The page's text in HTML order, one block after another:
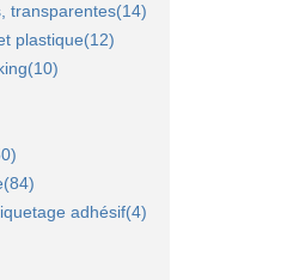
transparentes(14)
adhésif(3)
plastique(12)
et métal(7)
accessoires(12)
V'Tool(14)
adhésif(4)
étiqueteuse(2)